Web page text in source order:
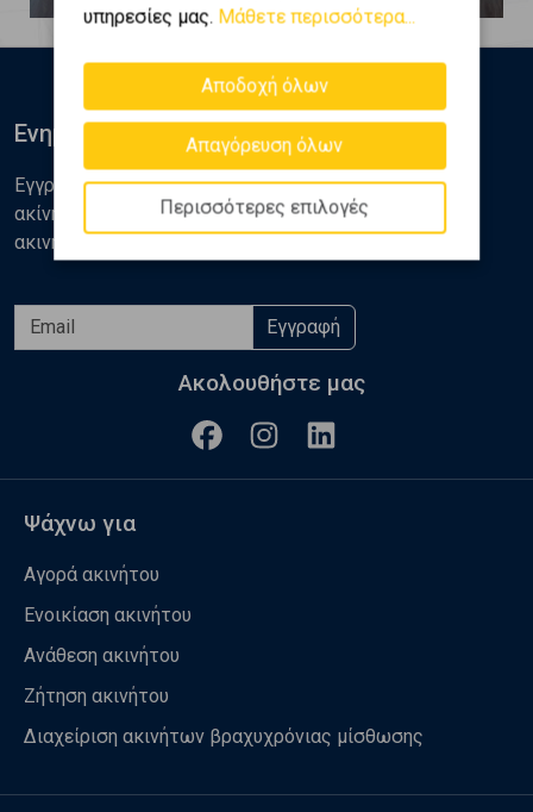
υπηρεσίες μας. Μάθετε περισσότερα...
Αποδοχή όλων
Απαγόρευση όλων
Περισσότερες επιλογές
Ενημερωθείτε
Εγγραφείτε στο newsletter της Golden Home για νέα
ακίνητα, αναλύσεις και διάφορα θέματα της αγοράς
ακινήτων
Εγγραφή
Ακολουθήστε μας
Ψάχνω για
Αγορά ακινήτου
Ενοικίαση ακινήτου
Ανάθεση ακινήτου
Ζήτηση ακινήτου
Διαχείριση ακινήτων βραχυχρόνιας μίσθωσης